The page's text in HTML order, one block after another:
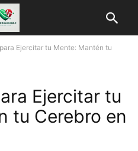
Ejercitar tu Mente: Mantén tu
Ejercitar tu
tu Cerebro en